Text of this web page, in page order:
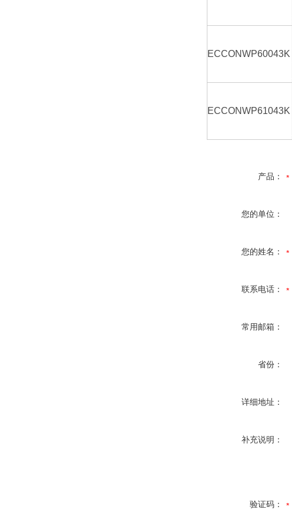
ECCONWP60043K
ECCONWP61043K
产品：
您的单位：
您的姓名：
联系电话：
常用邮箱：
省份：
详细地址：
补充说明：
验证码：